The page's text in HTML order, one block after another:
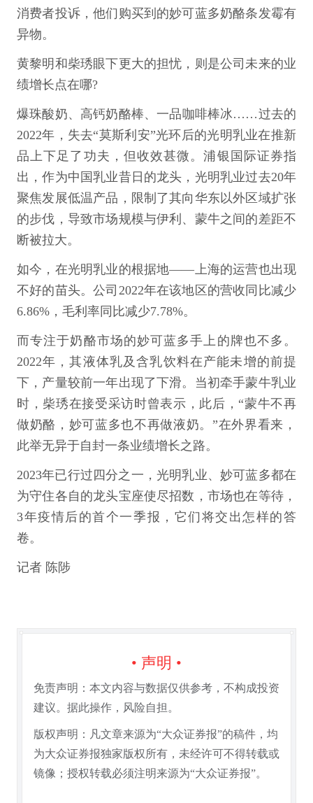
消费者投诉，他们购买到的妙可蓝多奶酪条发霉有
异物。
黄黎明和柴琇眼下更大的担忧，则是公司未来的业
绩增长点在哪?
爆珠酸奶、高钙奶酪棒、一品咖啡棒冰……过去的
2022年，失去“莫斯利安”光环后的光明乳业在推新
品上下足了功夫，但收效甚微。浦银国际证券指
出，作为中国乳业昔日的龙头，光明乳业过去20年
聚焦发展低温产品，限制了其向华东以外区域扩张
的步伐，导致市场规模与伊利、蒙牛之间的差距不
断被拉大。
如今，在光明乳业的根据地——上海的运营也出现
不好的苗头。公司2022年在该地区的营收同比减少
6.86%，毛利率同比减少7.78%。
而专注于奶酪市场的妙可蓝多手上的牌也不多。
2022年，其液体乳及含乳饮料在产能未增的前提
下，产量较前一年出现了下滑。当初牵手蒙牛乳业
时，柴琇在接受采访时曾表示，此后，“蒙牛不再
做奶酪，妙可蓝多也不再做液奶。”在外界看来，
此举无异于自封一条业绩增长之路。
2023年已行过四分之一，光明乳业、妙可蓝多都在
为守住各自的龙头宝座使尽招数，市场也在等待，
3年疫情后的首个一季报，它们将交出怎样的答
卷。
记者 陈陟
• 声明 •
免责声明：本文内容与数据仅供参考，不构成投资
建议。据此操作，风险自担。
版权声明：凡文章来源为“大众证券报”的稿件，均
为大众证券报独家版权所有，未经许可不得转载或
镜像；授权转载必须注明来源为“大众证券报”。